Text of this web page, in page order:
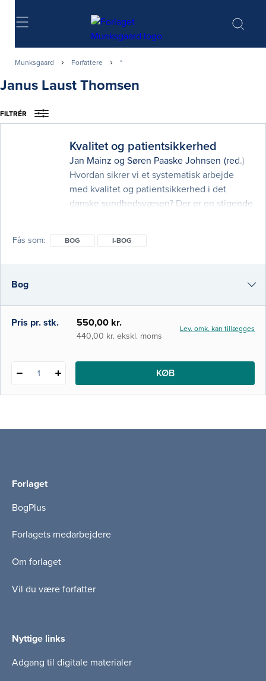
Søg
Munksgaard Forfattere *
Janus Laust Thomsen
FILTRÉR
Kvalitet og patientsikkerhed
Jan Mainz og Søren Paaske Johnsen (red.)
Hvordan sikrer vi et systematisk arbejde
med kvalitet og patientsikkerhed i det
danske sundhedsvæsen? Der er en stigende
sygdomme og en stigende ældrebefolkning,
gulvet på grund af dårlig kvalitet og
svigtende patientsikkerhed. Disse
Fås som BOG I-BOG
Bog
i-bog
Pris pr. stk. 550,00 kr.
440,00 kr. ekskl. moms
Lev. omk. kan tillægges
1 KØB
Forlaget
BogPlus
Forlagets medarbejdere
Om forlaget
Vil du være forfatter
Nyttige links
Adgang til digitale materialer